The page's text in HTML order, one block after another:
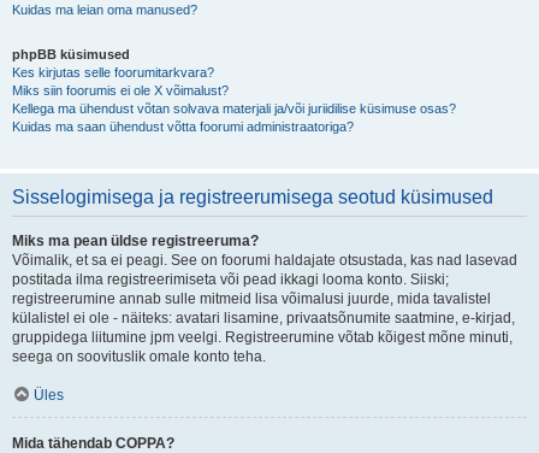
Kuidas ma leian oma manused?
phpBB küsimused
Kes kirjutas selle foorumitarkvara?
Miks siin foorumis ei ole X võimalust?
Kellega ma ühendust võtan solvava materjali ja/või juriidilise küsimuse osas?
Kuidas ma saan ühendust võtta foorumi administraatoriga?
Sisselogimisega ja registreerumisega seotud küsimused
Miks ma pean üldse registreeruma?
Võimalik, et sa ei peagi. See on foorumi haldajate otsustada, kas nad lasevad
postitada ilma registreerimiseta või pead ikkagi looma konto. Siiski;
registreerumine annab sulle mitmeid lisa võimalusi juurde, mida tavalistel
külalistel ei ole - näiteks: avatari lisamine, privaatsõnumite saatmine, e-kirjad,
gruppidega liitumine jpm veelgi. Registreerumine võtab kõigest mõne minuti,
seega on soovituslik omale konto teha.
Üles
Mida tähendab COPPA?